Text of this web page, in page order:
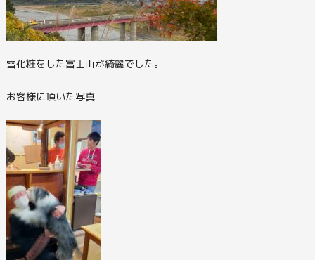
雪化粧をした富士山が綺麗でした。
お客様に頂いた写真